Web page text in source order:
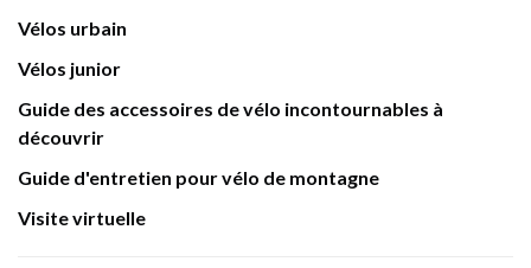
Vélos urbain
Vélos junior
Guide des accessoires de vélo incontournables à
découvrir
Guide d'entretien pour vélo de montagne
Visite virtuelle